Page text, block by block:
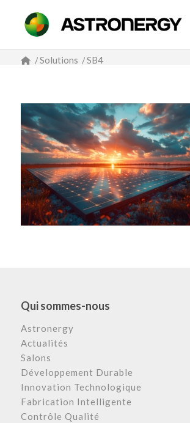
/Solutions /SB4
Qui sommes-nous
Astronergy
Actualités
Salons
Développement Durable
Innovation Technologique
Fabrication Intelligente
Contrôle Qualité